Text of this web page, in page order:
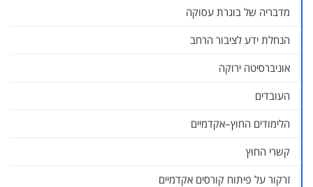
מדבריה של בוגרת עסוקה
הנחלת ידע לציבור הרחב
אוניברסיטה ירוקה
העובדים
הלימודים החוץ–אקדמיים
קשרי החוץ
זרקור על פיתוח קורסים אקדמיים